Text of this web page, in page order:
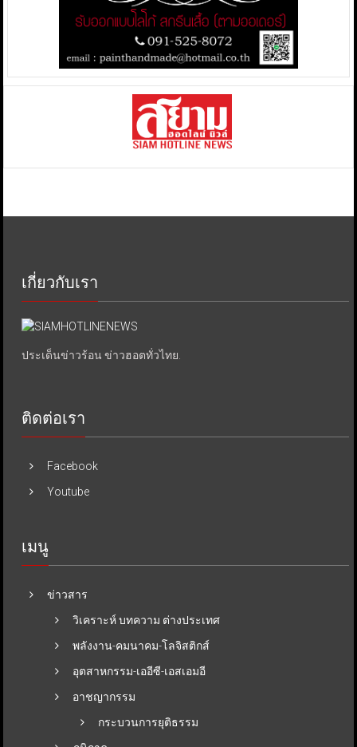
เกี่ยวกับเรา
ประเด็นข่าวร้อน ข่าวฮอตทั่วไทย.
ติดต่อเรา
Facebook
Youtube
เมนู
ข่าวสาร
วิเคราะห์ บทความ ต่างประเทศ
พลังงาน-คมนาคม-โลจิสติกส์
อุตสาหกรรม-เออีซี-เอสเอมอี
อาชญากรรม
กระบวนการยุติธรรม